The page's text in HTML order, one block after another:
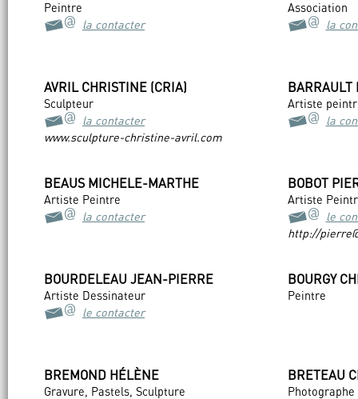
Peintre
la contacter
Association
la
AVRIL CHRISTINE (CRIA)
Sculpteur
la contacter
www.sculpture-christine-avril.com
BARRAULT
Artiste
la
BEAUS MICHELE-MARTHE
Artiste Peintre
la contacter
BOBOT
Artiste
le
http://
BOURDELEAU JEAN-PIERRE
Artiste Dessinateur
le contacter
BOURGY
Peintre
BREMOND HÉLÈNE
Gravure, Pastels, Sculpture
BRETEAU
Photographe